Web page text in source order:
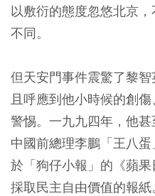
以敷衍的態度忽悠北京
不同。
但天安門事件震驚了黎
且呼應到他小時候的創
警惕。一九九四年，他
中國前總理李鵬「王八
於「狗仔小報」的《蘋
採取民主自由價值的報紙